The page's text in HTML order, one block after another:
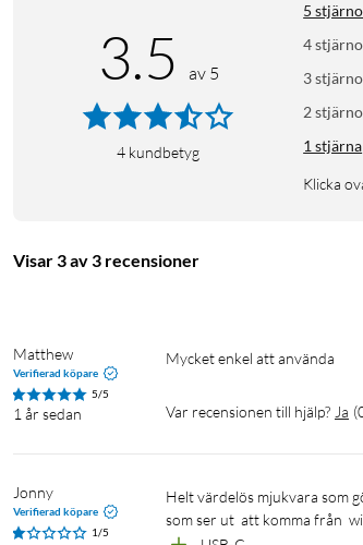
3.5 av 5
4 kundbetyg
5
4
3
2
1 stjärna
Klicka
Visar 3 av 3 recensioner
Matthew
Verifierad köpare
5/5
1 år sedan
Mycket enkel att använda
Var recensionen till hjälp? Ja (
Jonny
Verifierad köpare
1/5
Helt värdelös mjukvara som gör produkten helt värdelös. Den funkar säkert när det väl kopplas korrekt men mjukvaran
som ser ut  att komma från